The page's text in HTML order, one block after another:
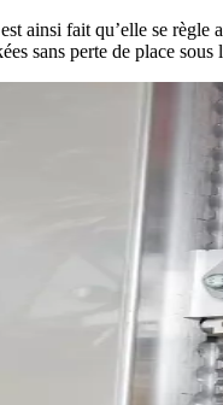
ainsi fait qu’elle se règle
sans perte de place sous